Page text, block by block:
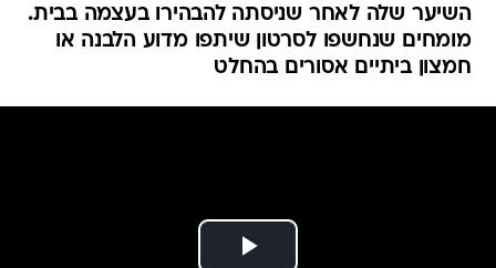
השיער שלה לאחר שניסתה להבהירו בעצמה בבית.
מומחים שנחשפו לסרטון שיתפו מדוע הלבנה או
חמצון ביתיים אסורים בהחלט